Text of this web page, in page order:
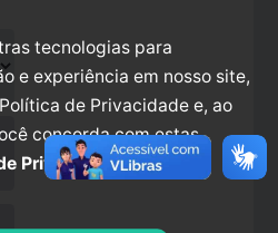
tecnologias para
e experiência em nosso site,
de Privacidade e, ao
concorda com estas
Privacidade.